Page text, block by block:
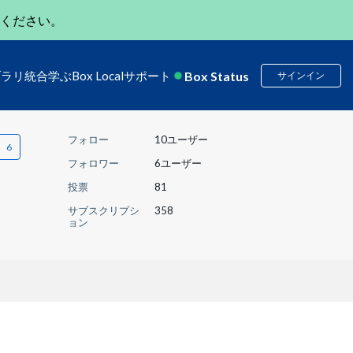
ださい。
リ 統合学ぶBox Localサポート Box Status サインイン
フォロー
10ユーザー
フォロワー
6ユーザー
投票
81
サブスクリプシ
ョン
358